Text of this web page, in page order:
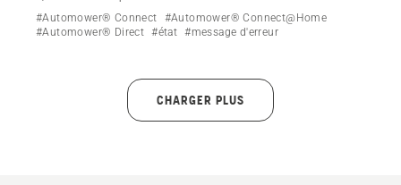
affiche le message d'erreur Station de charge bloquée.
#Automower® Connect
#Automower® Connect@Home
#Automower® Direct #état #message d'erreur
CHARGER PLUS